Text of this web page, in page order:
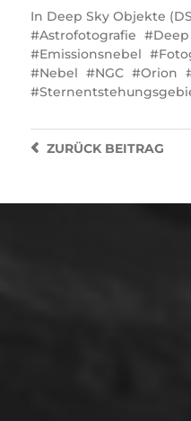
In Deep Sky Objekte
Astrofotografie
Deep
Emissionsnebel
Nebel
NGC Orion
ZURÜCKBEITRAG